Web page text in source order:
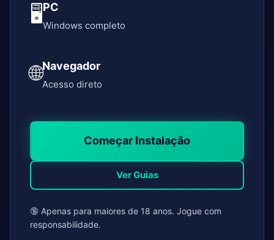
🖥️PC
Windows completo
🌐Navegador
Acesso direto
Começar Instalação
Ver Guias
🔞 Apenas para maiores de 18 anos. Jogue com
responsabilidade.